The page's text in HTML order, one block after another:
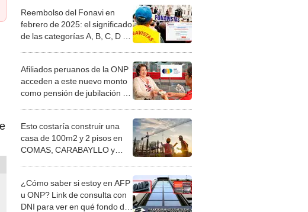
febrero de 2025: el significado
de las categorías A, B, C, D y
E en el proceso de inscripción
acceden a este nuevo monto
como pensión de jubilación si
solo aportaron durante 10
casa de 100m2 y 2 pisos en
COMAS, CARABAYLLO y
otros distritos de LIMA
u ONP? Link de consulta con
DNI para ver en qué fondo de
pensiones estás